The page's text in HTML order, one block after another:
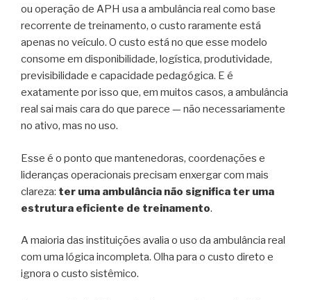
ou operação de APH usa a ambulância real como base
recorrente de treinamento, o custo raramente está
apenas no veículo. O custo está no que esse modelo
consome em disponibilidade, logística, produtividade,
previsibilidade e capacidade pedagógica. E é
exatamente por isso que, em muitos casos, a ambulância
real sai mais cara do que parece — não necessariamente
no ativo, mas no uso.
Esse é o ponto que mantenedoras, coordenações e
lideranças operacionais precisam enxergar com mais
clareza: ter uma ambulância não significa ter uma
estrutura eficiente de treinamento.
A maioria das instituições avalia o uso da ambulância real
com uma lógica incompleta. Olha para o custo direto e
ignora o custo sistêmico.